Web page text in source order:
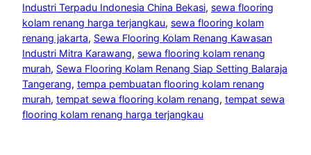
Industri Terpadu Indonesia China Bekasi, sewa flooring
kolam renang harga terjangkau, sewa flooring kolam
renang jakarta, Sewa Flooring Kolam Renang Kawasan
Industri Mitra Karawang, sewa flooring kolam renang
murah, Sewa Flooring Kolam Renang Siap Setting Balaraja
Tangerang, tempa pembuatan flooring kolam renang
murah, tempat sewa flooring kolam renang, tempat sewa
flooring kolam renang harga terjangkau